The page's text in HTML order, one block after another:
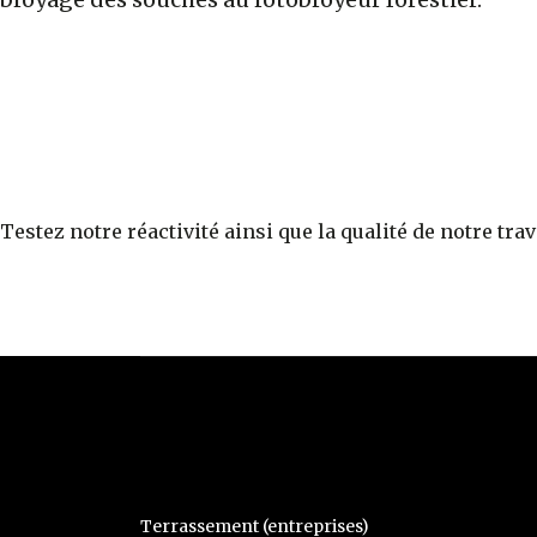
Testez notre réactivité ainsi que la qualité de notre
Terrassement (entreprises)